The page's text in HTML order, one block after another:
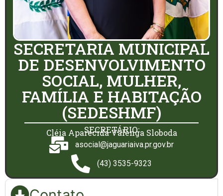
SECRETARIA MUNICIPAL
DE DESENVOLVIMENTO
SOCIAL, MULHER,
FAMÍLIA E HABITAÇÃO
(SEDESHMF)
SECRETÁRIO:
Cléia Aparecida Valenga Sloboda
asocial@jaguariaiva.pr.gov.br
(43) 3535-9323